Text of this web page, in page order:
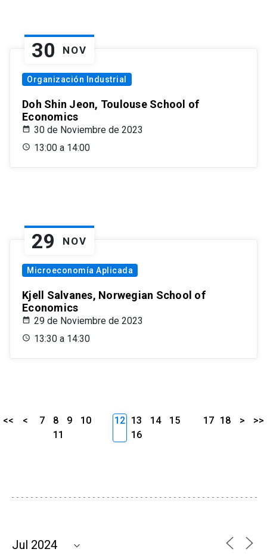
30 NOV
Organización Industrial
Doh Shin Jeon, Toulouse School of
Economics
30 de Noviembre de 2023
13:00 a 14:00
29 NOV
Microeconomía Aplicada
Kjell Salvanes, Norwegian School of
Economics
29 de Noviembre de 2023
13:30 a 14:30
<< < 7 8 9
10
11
12 13 14
15
16
17 18 > >>